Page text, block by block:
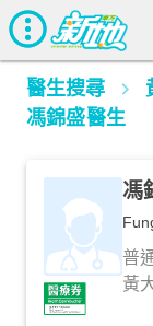
醫生搜尋
馮錦盛醫生
馮
普
黃